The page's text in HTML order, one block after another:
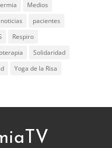
Medios
noticias
pacientes
Respiro
Solidaridad
Yoga de la Risa